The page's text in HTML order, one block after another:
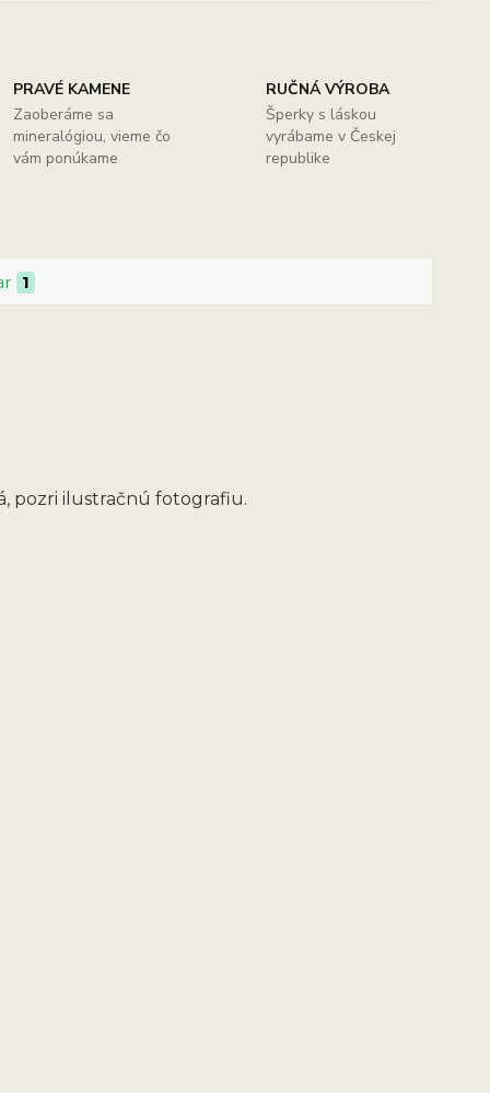
PRAVÉ KAMENE
Zaoberáme sa
mineralógiou, vieme čo
vám ponúkame
RUČNÁ VÝROBA
Šperky s láskou
vyrábame v Českej
republike
1
pozri ilustračnú fotografiu.